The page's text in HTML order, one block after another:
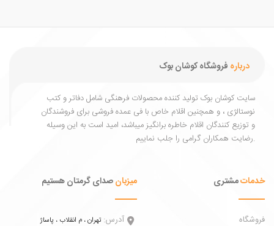
فروشگاه کوشان بوک
کوشان بوک تولید کننده محصولات فرهنگی شامل دفاتر و کتب
، و همچنین اقلام خاص با فی عمده فروشی برای فروشندگان
کنندگان اقلام خاطره برانگیز میباشد، امید است به این وسیله
مشتری صدای گرمتان هستیم
آدرس:تهران ، م انقلاب ، پاساژ